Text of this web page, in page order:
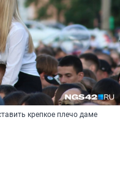
крепкое плечо даме